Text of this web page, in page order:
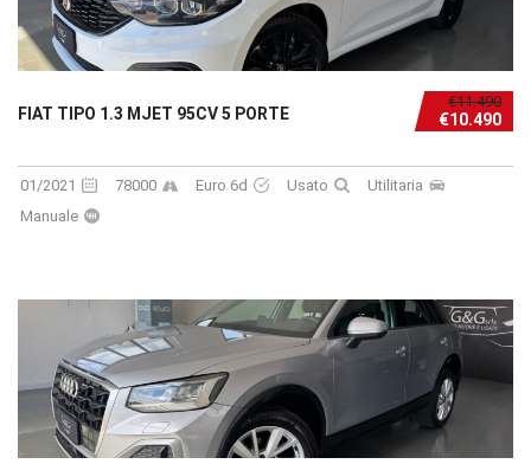
€11.490
€10.490
FIAT TIPO 1.3 MJET 95CV 5 PORTE
01/2021 78000 Euro 6d Usato
Utilitaria
Manuale